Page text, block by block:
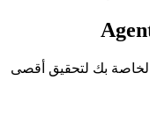
تخصص، أعد الاستخدام، وركب قدرات AI الخاصة بك لتحقيق أقصى